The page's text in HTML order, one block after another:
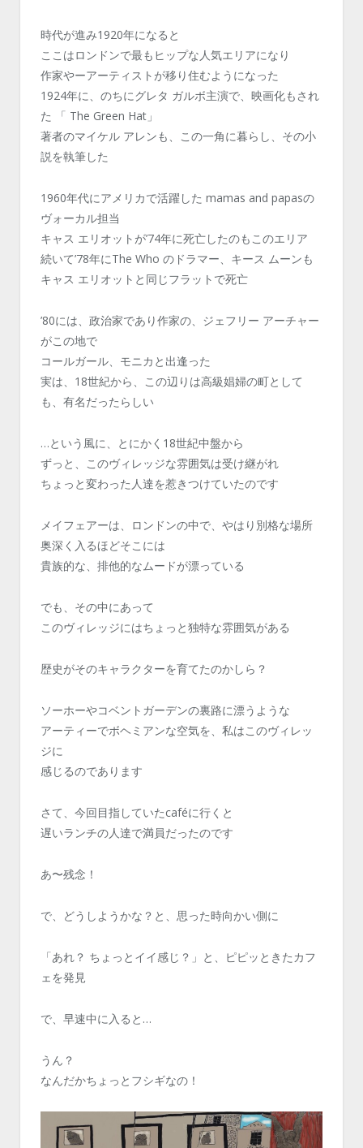
時代が進み1920年になると
ここはロンドンで最もヒップな人気エリアになり
作家やーアーティストが移り住むようになった
1924年に、のちにグレタ ガルボ主演で、映画化もされ
た 「 The Green Hat」
著者のマイケル アレンも、この一角に暮らし、その小
説を執筆した
1960年代にアメリカで活躍した mamas and papasの
ヴォーカル担当
キャス エリオットが’74年に死亡したのもこのエリア
続いて’78年にThe Who のドラマー、キース ムーンも
キャス エリオットと同じフラットで死亡
’80には、政治家であり作家の、ジェフリー アーチャー
がこの地で
コールガール、モニカと出逢った
実は、18世紀から、この辺りは高級娼婦の町として
も、有名だったらしい
…という風に、とにかく18世紀中盤から
ずっと、このヴィレッジな雰囲気は受け継がれ
ちょっと変わった人達を惹きつけていたのです
メイフェアーは、ロンドンの中で、やはり別格な場所
奥深く入るほどそこには
貴族的な、排他的なムードが漂っている
でも、その中にあって
このヴィレッジにはちょっと独特な雰囲気がある
歴史がそのキャラクターを育てたのかしら？
ソーホーやコベントガーデンの裏路に漂うような
アーティーでボヘミアンな空気を、私はこのヴィレッ
ジに
感じるのであります
さて、今回目指していたcaféに行くと
遅いランチの人達で満員だったのです
あ〜残念！
で、どうしようかな？と、思った時向かい側に
「あれ？ ちょっとイイ感じ？」と、ピピッときたカフ
ェを発見
で、早速中に入ると…
うん？
なんだかちょっとフシギなの！